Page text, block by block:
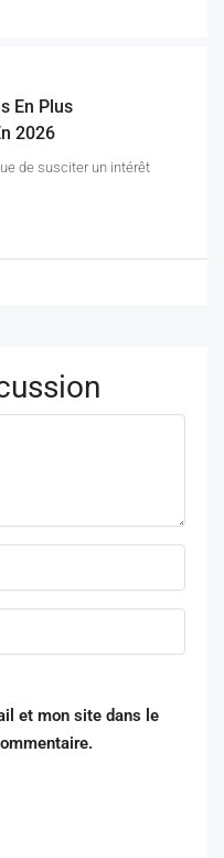
En Plus
2026
de susciter un intérêt
et mon site dans le